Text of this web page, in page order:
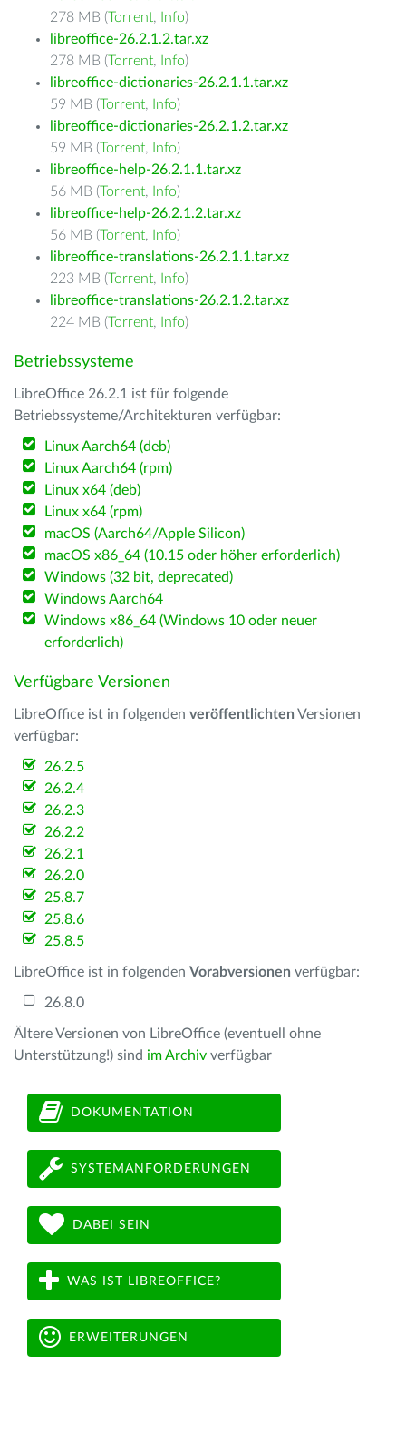
278 MB (Torrent, Info)
libreoffice-26.2.1.2.tar.xz
278 MB (Torrent, Info)
libreoffice-dictionaries-26.2.1.1.tar.xz
59 MB (Torrent, Info)
libreoffice-dictionaries-26.2.1.2.tar.xz
59 MB (Torrent, Info)
libreoffice-help-26.2.1.1.tar.xz
56 MB (Torrent, Info)
libreoffice-help-26.2.1.2.tar.xz
56 MB (Torrent, Info)
libreoffice-translations-26.2.1.1.tar.xz
223 MB (Torrent, Info)
libreoffice-translations-26.2.1.2.tar.xz
224 MB (Torrent, Info)
Betriebssysteme
LibreOffice 26.2.1 ist für folgende
Betriebssysteme/Architekturen verfügbar:
Linux Aarch64 (deb)
Linux Aarch64 (rpm)
Linux x64 (deb)
Linux x64 (rpm)
macOS (Aarch64/Apple Silicon)
macOS x86_64 (10.15 oder höher erforderlich)
Windows (32 bit, deprecated)
Windows Aarch64
Windows x86_64 (Windows 10 oder neuer
erforderlich)
Verfügbare Versionen
LibreOffice ist in folgenden veröffentlichten Versionen
verfügbar:
26.2.5
26.2.4
26.2.3
26.2.2
26.2.1
26.2.0
25.8.7
25.8.6
25.8.5
LibreOffice ist in folgenden Vorabversionen verfügbar:
26.8.0
Ältere Versionen von LibreOffice (eventuell ohne
Unterstützung!) sind im Archiv verfügbar
DOKUMENTATION
SYSTEMANFORDERUNGEN
DABEI SEIN
WAS IST LIBREOFFICE?
ERWEITERUNGEN